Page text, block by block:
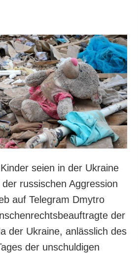
und zum Schutz
personenbezogener
Daten
LEISTUNGEN
Abonnement
Fotobank
seien in der Ukraine
russischen Aggression
auf Telegram Dmytro
der
der Ukraine, anlässlich des
der unschuldigen